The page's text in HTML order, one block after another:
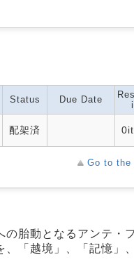
Status Due Date
配架済
Go to the
胎動となるアンテ・
、「越境」、「記憶」